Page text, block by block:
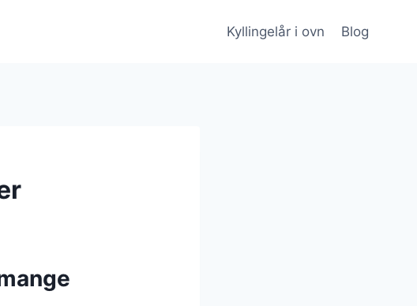
Kyllingelår i ovn Blog